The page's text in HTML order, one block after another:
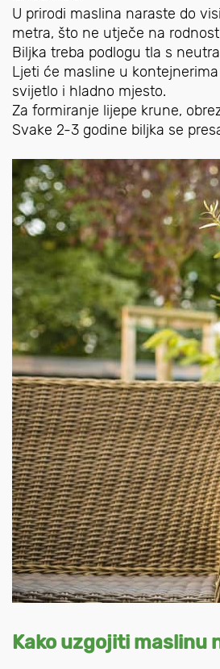
U prirodi maslina naraste do
metra, što ne utječe na
Biljka treba podlogu tla s
Ljeti će masline u
svijetlo i hladno mjesto.
Za formiranje lijepe krune,
Svake 2-3 godine biljka se
Kako uzgojiti maslinu